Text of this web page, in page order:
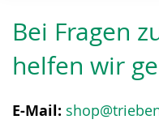
Bei Fragen
helfen wir
E-Mail: